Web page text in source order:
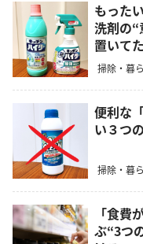
もった
洗剤の“
置いて
掃除・暮
便利な
い３つ
掃除・暮
「食費
ぶ“3つ